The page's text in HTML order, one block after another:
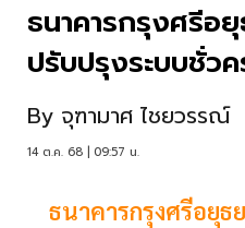
ธนาคารกรุงศรีอ
ปรับปรุงระบบชั่ว
By จุฑามาศ ไชยวรรณ์
14 ต.ค. 68 | 09:57 น.
ธนาคารกรุงศรีอยุธ